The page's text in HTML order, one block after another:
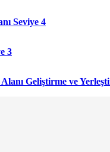
Seviye 4
3
Alanı Geliştirme ve
geçelim.